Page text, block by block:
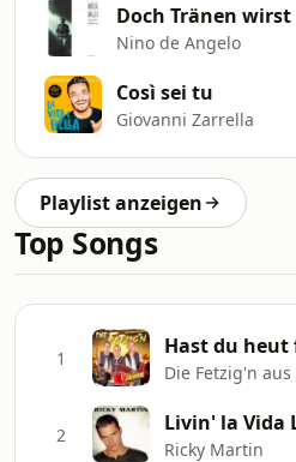
Nino de Angelo
Così sei tu
Giovanni Zarrella
Playlist anzeigen
Top Songs
1 Hast du heut
Die Fetzig'n
2 Livin' la Vida
Ricky Martin